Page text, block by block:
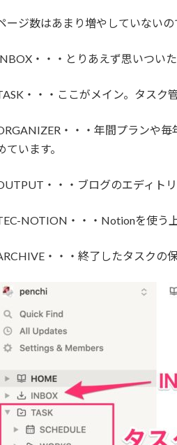
ージ数はあまり増やしていないの
・・・とりあえず思いつい
・・・ここがメイン。タスク
・・・年間プランや
ています。
・・・ブログのエディト
NOTION・・・Notionを使う
・・・終了したタスクの保